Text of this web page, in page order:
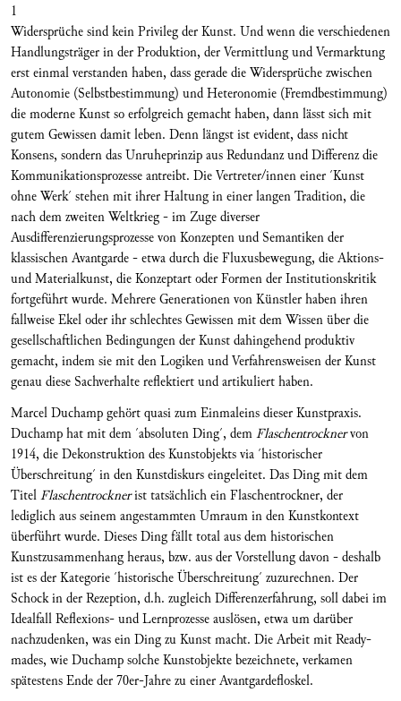
1
Widersprüche sind kein Privileg der Kunst. Und wenn die verschiedenen
Handlungsträger in der Produktion, der Vermittlung und Vermarktung
erst einmal verstanden haben, dass gerade die Widersprüche zwischen
Autonomie (Selbstbestimmung) und Heteronomie (Fremdbestimmung)
die moderne Kunst so erfolgreich gemacht haben, dann lässt sich mit
gutem Gewissen damit leben. Denn längst ist evident, dass nicht
Konsens, sondern das Unruheprinzip aus Redundanz und Differenz die
Kommunikationsprozesse antreibt. Die Vertreter/innen einer ´Kunst
ohne Werk´ stehen mit ihrer Haltung in einer langen Tradition, die
nach dem zweiten Weltkrieg - im Zuge diverser
Ausdifferenzierungsprozesse von Konzepten und Semantiken der
klassischen Avantgarde - etwa durch die Fluxusbewegung, die Aktions-
und Materialkunst, die Konzeptart oder Formen der Institutionskritik
fortgeführt wurde. Mehrere Generationen von Künstler haben ihren
fallweise Ekel oder ihr schlechtes Gewissen mit dem Wissen über die
gesellschaftlichen Bedingungen der Kunst dahingehend produktiv
gemacht, indem sie mit den Logiken und Verfahrensweisen der Kunst
genau diese Sachverhalte reflektiert und artikuliert haben.
Marcel Duchamp gehört quasi zum Einmaleins dieser Kunstpraxis.
Duchamp hat mit dem ´absoluten Ding´, demFlaschentrocknervon
1914, die Dekonstruktion des Kunstobjekts via ´historischer
Überschreitung´ in den Kunstdiskurs eingeleitet. Das Ding mit dem
TitelFlaschentrocknerist tatsächlich ein Flaschentrockner, der
lediglich aus seinem angestammten Umraum in den Kunstkontext
überführt wurde. Dieses Ding fällt total aus dem historischen
Kunstzusammenhang heraus, bzw. aus der Vorstellung davon - deshalb
ist es der Kategorie ´historische Überschreitung´ zuzurechnen. Der
Schock in der Rezeption, d.h. zugleich Differenzerfahrung, soll dabei im
Idealfall Reflexions- und Lernprozesse auslösen, etwa um darüber
nachzudenken, was ein Ding zu Kunst macht. Die Arbeit mit Ready-
mades, wie Duchamp solche Kunstobjekte bezeichnete, verkamen
spätestens Ende der 70er-Jahre zu einer Avantgardefloskel.